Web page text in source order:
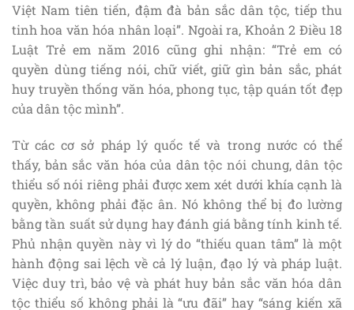
Việt Nam tiên tiến, đậm đà bản sắc dân tộc, tiếp thu
tinh hoa văn hóa nhân loại”. Ngoài ra, Khoản 2 Điều 18
Luật Trẻ em năm 2016 cũng ghi nhận: “Trẻ em có
quyền dùng tiếng nói, chữ viết, giữ gìn bản sắc, phát
huy truyền thống văn hóa, phong tục, tập quán tốt đẹp
của dân tộc mình”.
Từ các cơ sở pháp lý quốc tế và trong nước có thể
thấy, bản sắc văn hóa của dân tộc nói chung, dân tộc
thiểu số nói riêng phải được xem xét dưới khía cạnh là
quyền, không phải đặc ân. Nó không thể bị đo lường
bằng tần suất sử dụng hay đánh giá bằng tính kinh tế.
Phủ nhận quyền này vì lý do “thiếu quan tâm” là một
hành động sai lệch về cả lý luận, đạo lý và pháp luật.
Việc duy trì, bảo vệ và phát huy bản sắc văn hóa dân
tộc thiểu số không phải là “ưu đãi” hay “sáng kiến xã